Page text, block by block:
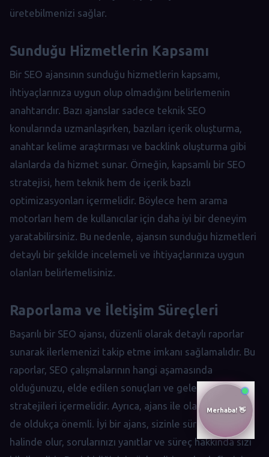
üretebilmenizi sağlar.
Sunduğu Hizmetlerin Kapsamı
Bir SEO ajansının sunduğu hizmetlerin kapsamı,
ihtiyaçlarınıza uygun olup olmadığını belirlemenin
anahtarıdır. Bazı ajanslar sadece teknik SEO
konularında uzmanlaşırken, bazıları içerik oluşturma,
anahtar kelime araştırması ve backlink oluşturma gibi
alanlarda da hizmet sunar. Örneğin, kapsamlı bir SEO
stratejisi, hem teknik hem de içerik bazlı
optimizasyonları içermelidir. Böylece hem arama
motorları hem de kullanıcılar için daha iyi bir deneyim
yaratabilirsiniz. Bu nedenle, ajansın sunduğu hizmetleri
detaylı bir şekilde incelemeli ve ihtiyaçlarınıza uygun
olanları belirlemelisiniz.
Raporlama ve İletişim Süreçleri
Başarılı bir SEO ajansı, düzenli olarak detaylı raporlar
sunarak ilerlemenizi takip etme imkanı sağlamalıdır. Bu
raporlar, SEO çalışmalarının hangi aşamasında
olduğunuzu, elde edilen sonuçları ve gelecekteki
stratejileri içermelidir. Ayrıca, ajans ile olan iletişiminiz
de oldukça önemli. İyi bir ajans, sizinle sürekli iletişim
halinde olur, sorularınızı yanıtlar ve süreç hakkında sizi